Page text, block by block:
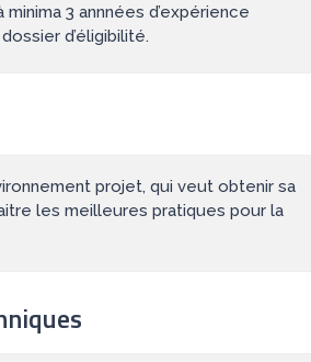
3 annnées d’expérience
d’éligibilité.
projet, qui veut obtenir sa
les meilleures pratiques pour la